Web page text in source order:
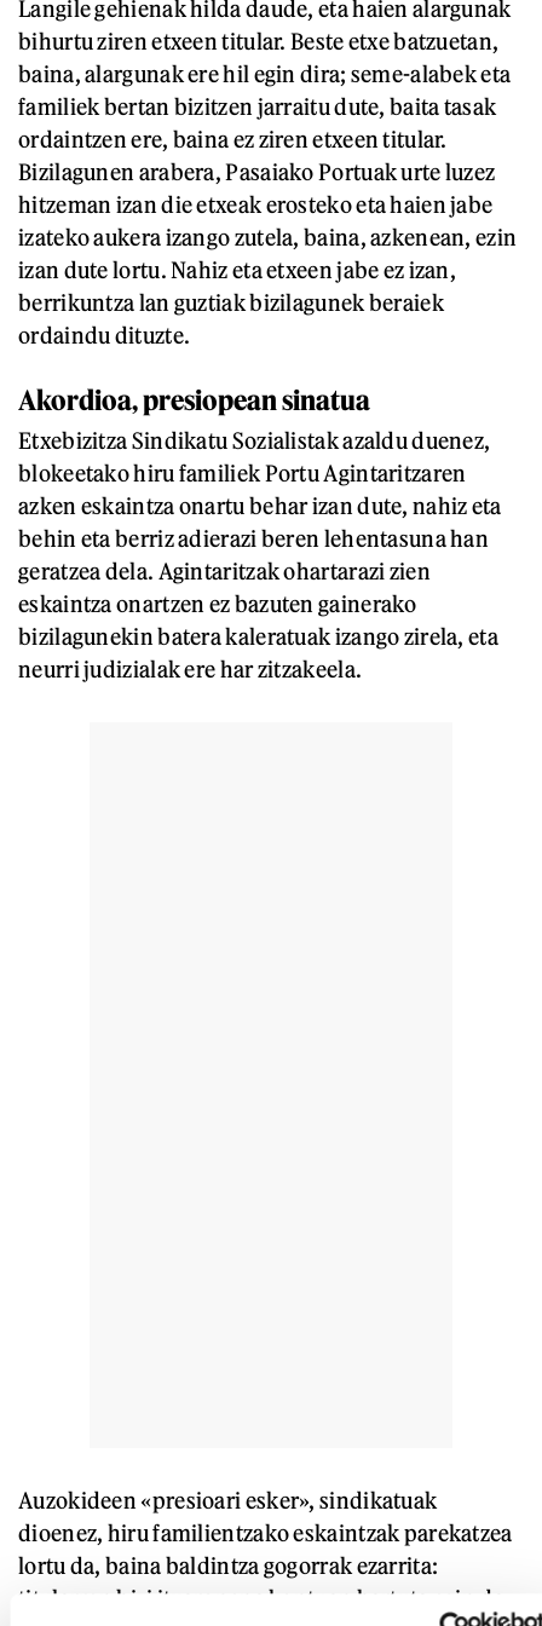
Langile gehienak hilda daude, eta haien alargunak
bihurtu ziren etxeen titular. Beste etxe batzuetan,
baina, alargunak ere hil egin dira; seme-alabek eta
familiek bertan bizitzen jarraitu dute, baita tasak
ordaintzen ere, baina ez ziren etxeen titular.
Bizilagunen arabera, Pasaiako Portuak urte luzez
hitzeman izan die etxeak erosteko eta haien jabe
izateko aukera izango zutela, baina, azkenean, ezin
izan dute lortu. Nahiz eta etxeen jabe ez izan,
berrikuntza lan guztiak bizilagunek beraiek
ordaindu dituzte.
Akordioa, presiopean sinatua
Etxebizitza Sindikatu Sozialistak azaldu duenez,
blokeetako hiru familiek Portu Agintaritzaren
azken eskaintza onartu behar izan dute, nahiz eta
behin eta berriz adierazi beren lehentasuna han
geratzea dela. Agintaritzak ohartarazi zien
eskaintza onartzen ez bazuten gainerako
bizilagunekin batera kaleratuak izango zirela, eta
neurri judizialak ere har zitzakeela.
Auzokideen «presioari esker», sindikatuak
dioenez, hiru familientzako eskaintzak parekatzea
lortu da, baina baldintza gogorrak ezarrita:
titularren bizi itxaropena kontuan hartuta egin da,